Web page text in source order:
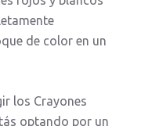
de color en un
los Crayones
optando por un